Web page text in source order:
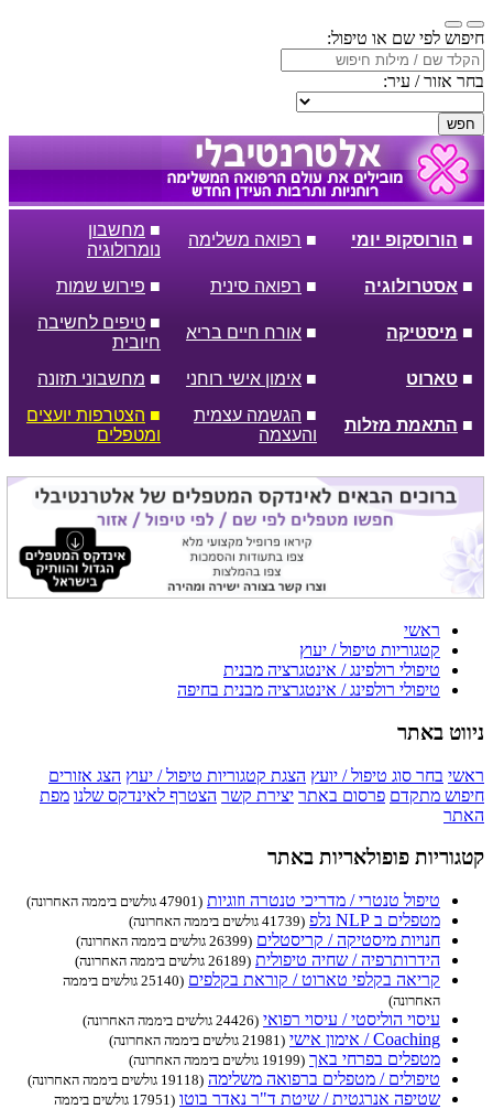
חיפוש לפי שם או טיפול:
בחר אזור / עיר:
חפש
■ הורוסקופ יומי ■ רפואה משלימה
■ מחשבון
נומרולוגיה
■ אסטרולוגיה ■ רפואה סינית ■ פירוש שמות
■ מיסטיקה ■ אורח חיים בריא
■ טיפים לחשיבה
חיובית
■ טארוט ■ אימון אישי רוחני ■ מחשבוני תזונה
■ התאמת מזלות
■ הגשמה עצמית
והעצמה
■ הצטרפות יועצים
ומטפלים
ראשי
קטגוריות טיפול / יעוץ
טיפולי רולפינג / אינטגרציה מבנית
טיפולי רולפינג / אינטגרציה מבנית בחיפה
ניווט באתר
ראשי בחר סוג טיפול / יועץ הצגת קטגוריות טיפול / יעוץ הצג אזורים
חיפוש מתקדם פרסום באתר יצירת קשר הצטרף לאינדקס שלנו מפת
האתר
קטגוריות פופולאריות באתר
טיפול טנטרי / מדריכי טנטרה וזוגיות (47901 גולשים ביממה האחרונה)
מטפלים ב NLP נלפ (41739 גולשים ביממה האחרונה)
חנויות מיסטיקה / קריסטלים (26399 גולשים ביממה האחרונה)
הידרותרפיה / שחיה טיפולית (26189 גולשים ביממה האחרונה)
קריאה בקלפי טארוט / קוראת בקלפים
(25140 גולשים ביממה
האחרונה)
עיסוי הוליסטי / עיסוי רפואי (24426 גולשים ביממה האחרונה)
Coaching / אימון אישי (21981 גולשים ביממה האחרונה)
מטפלים בפרחי באך (19199 גולשים ביממה האחרונה)
טיפולים / מטפלים ברפואה משלימה (19118 גולשים ביממה האחרונה)
שטיפה אנרגטית / שיטת ד"ר נאדר בוטו
(17951 גולשים ביממה